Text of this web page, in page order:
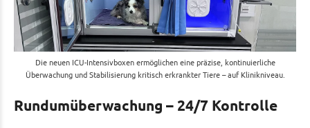
Die neuen ICU-Intensivboxen ermöglichen eine präzise, kontinuierliche
Überwachung und Stabilisierung kritisch erkrankter Tiere – auf Klinikniveau.
Rundumüberwachung – 24/7 Kontrolle